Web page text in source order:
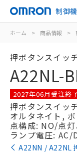
制御
ホーム > 商品情報 >
押ボタンスイッ
A22NL-
2027年06月受注終
押ボタンスイッ
オルタネイト,
点構成: NO/点
ランプ電圧: AC/
A22NN / A22NL